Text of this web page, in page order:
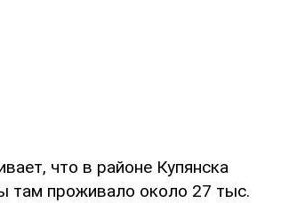
что в районе Купянска
там проживало около 27 тыс.